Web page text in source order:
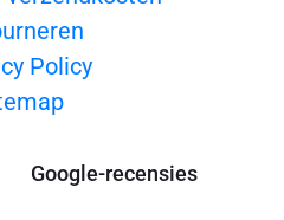
Policy
Google-recensies